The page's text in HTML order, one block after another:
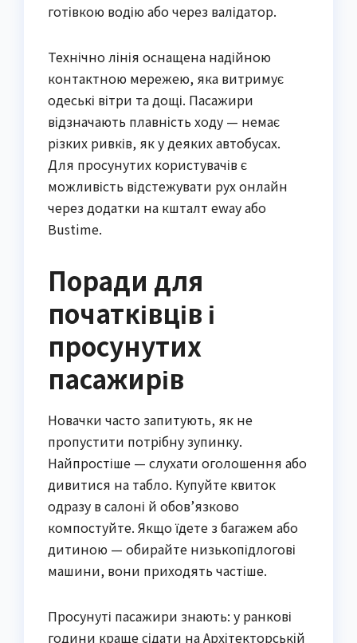
готівкою водію або через валідатор.
Технічно лінія оснащена надійною
контактною мережею, яка витримує
одеські вітри та дощі. Пасажири
відзначають плавність ходу — немає
різких ривків, як у деяких автобусах.
Для просунутих користувачів є
можливість відстежувати рух онлайн
через додатки на кшталт eway або
Bustime.
Поради для
початківців і
просунутих
пасажирів
Новачки часто запитують, як не
пропустити потрібну зупинку.
Найпростіше — слухати оголошення або
дивитися на табло. Купуйте квиток
одразу в салоні й обов’язково
компостуйте. Якщо їдете з багажем або
дитиною — обирайте низькопідлогові
машини, вони приходять частіше.
Просунуті пасажири знають: у ранкові
години краще сідати на Архітекторській